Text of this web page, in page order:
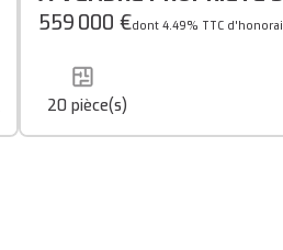
Dépendances
559 000 €dont 4.49% TTC
20 pièce(s)